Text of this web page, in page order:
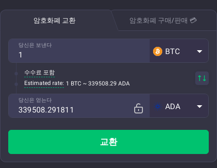
암호화폐 교환 암호화폐 구매/판매 💳
당신은 보낸다
BTC
수수료 포함
Estimated rate: 1 BTC ~ 339508.29 ADA
당신은 얻는다
ADA
교환